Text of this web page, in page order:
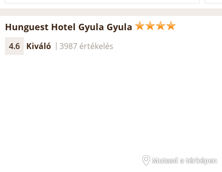
Hunguest Hotel Gyula Gyula
4.6 Kiváló 3987 értékelés
Mutasd a térképen